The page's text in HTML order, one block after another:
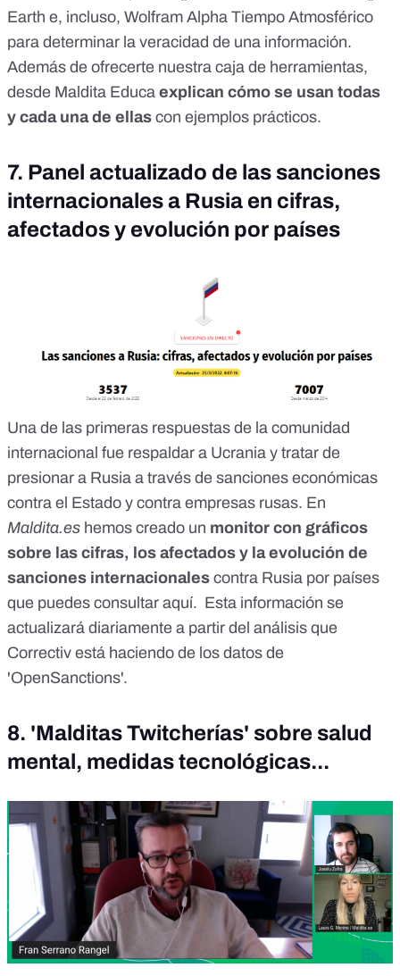
Earth e, incluso, Wolfram Alpha Tiempo Atmosférico
para determinar la veracidad de una información.
Además de ofrecerte nuestra caja de herramientas,
desde Maldita Educa explican cómo se usan todas
y cada una de ellas con ejemplos prácticos.
7. Panel actualizado de las sanciones
internacionales a Rusia en cifras,
afectados y evolución por países
Una de las primeras respuestas de la comunidad
internacional fue respaldar a Ucrania y tratar de
presionar a Rusia a través de sanciones económicas
contra el Estado y contra empresas rusas. En
Maldita.es hemos creado un monitor con gráficos
sobre las cifras, los afectados y la evolución de
sanciones internacionales contra Rusia por países
que puedes consultar aquí. Esta información se
actualizará diariamente a partir del análisis que
Correctiv está haciendo de los datos de
'OpenSanctions'.
8. 'Malditas Twitcherías' sobre salud
mental, medidas tecnológicas...